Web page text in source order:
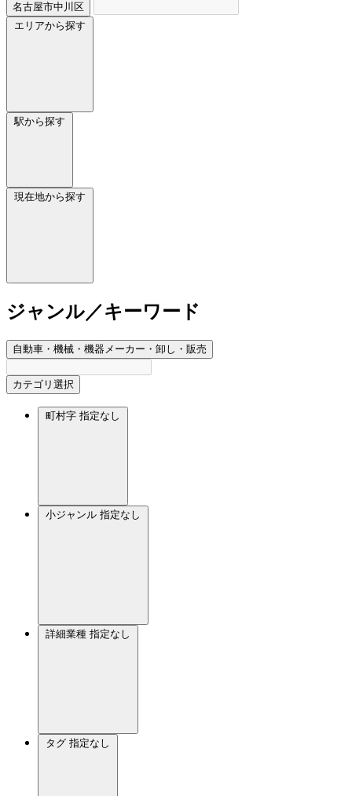
名古屋市中川区
エリアから探す
駅から探す
現在地から探す
ジャンル／キーワード
自動車・機械・機器メーカー・卸し・販売
カテゴリ選択
町村字 指定なし
小ジャンル 指定なし
詳細業種 指定なし
タグ 指定なし